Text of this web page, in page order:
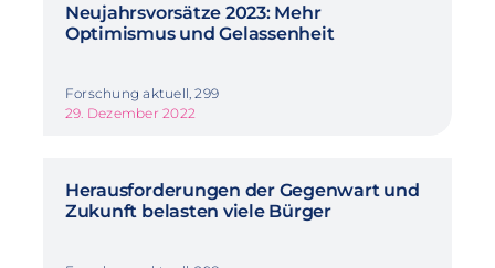
Neujahrsvorsätze 2023: Mehr
Optimismus und Gelassenheit
Forschung aktuell, 299
29. Dezember 2022
Herausforderungen der Gegenwart und
Zukunft belasten viele Bürger